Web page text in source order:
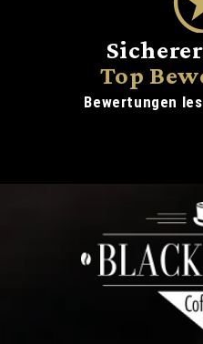
Top
Bewertungen